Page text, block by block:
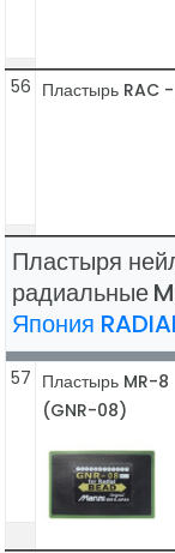
56 Пластырь RAC
Пластыря
радиальные
Япония
57 Пластырь MR-8
(GNR-08)